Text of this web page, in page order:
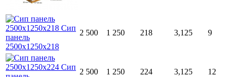
2 500 1 250 218 3,125 9
2 500 1 250 224 3,125 12